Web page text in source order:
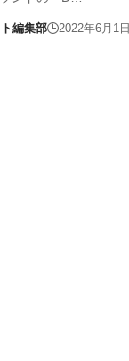
編集部 2022年6月1日